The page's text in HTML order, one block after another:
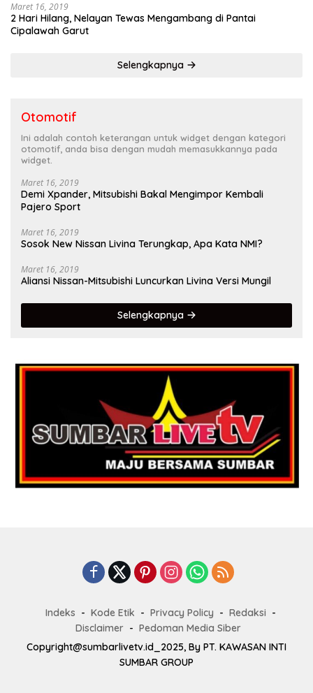
Maret 16, 2019
2 Hari Hilang, Nelayan Tewas Mengambang di Pantai
Cipalawah Garut
Selengkapnya
Otomotif
Ini adalah contoh keterangan untuk widget dengan kategori
otomotif, anda bisa dengan mudah memasukkannya pada
widget.
Maret 16, 2019
Demi Xpander, Mitsubishi Bakal Mengimpor Kembali
Pajero Sport
Maret 16, 2019
Sosok New Nissan Livina Terungkap, Apa Kata NMI?
Maret 16, 2019
Aliansi Nissan-Mitsubishi Luncurkan Livina Versi Mungil
Selengkapnya
Indeks Kode Etik Privacy Policy
Redaksi
Disclaimer
Pedoman Media Siber
Copyright@sumbarlivetv.id_2025, By PT. KAWASAN INTI
SUMBAR GROUP